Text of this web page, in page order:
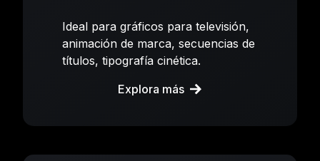
Ideal para gráficos para televisión,
animación de marca, secuencias de
títulos, tipografía cinética.
Explora más